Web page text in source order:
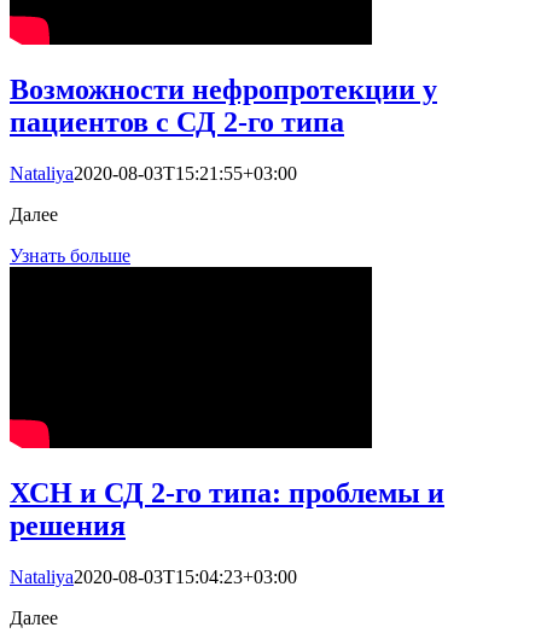
Возможности нефропротекции у
пациентов с СД 2-го типа
Nataliya2020-08-03T15:21:55+03:00
Далее
Узнать больше
ХСН и СД 2-го типа: проблемы и
решения
Nataliya2020-08-03T15:04:23+03:00
Далее